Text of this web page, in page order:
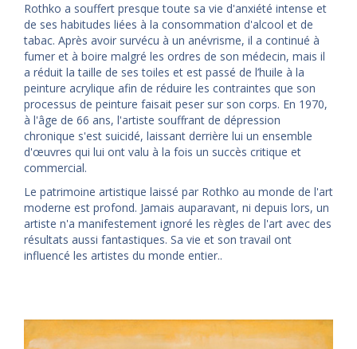
Rothko a souffert presque toute sa vie d'anxiété intense et
de ses habitudes liées à la consommation d'alcool et de
tabac. Après avoir survécu à un anévrisme, il a continué à
fumer et à boire malgré les ordres de son médecin, mais il
a réduit la taille de ses toiles et est passé de l’huile à la
peinture acrylique afin de réduire les contraintes que son
processus de peinture faisait peser sur son corps. En 1970,
à l'âge de 66 ans, l'artiste souffrant de dépression
chronique s'est suicidé, laissant derrière lui un ensemble
d'œuvres qui lui ont valu à la fois un succès critique et
commercial.
Le patrimoine artistique laissé par Rothko au monde de l'art
moderne est profond. Jamais auparavant, ni depuis lors, un
artiste n'a manifestement ignoré les règles de l'art avec des
résultats aussi fantastiques. Sa vie et son travail ont
influencé les artistes du monde entier..